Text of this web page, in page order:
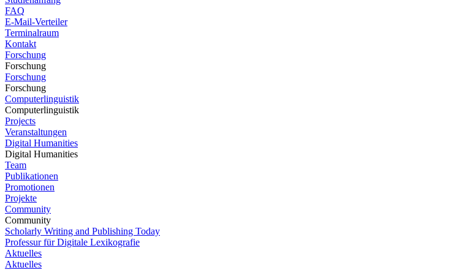
FAQ
E-Mail-Verteiler
Terminalraum
Kontakt
Forschung
Forschung
Forschung
Forschung
Computerlinguistik
Computerlinguistik
Projects
Veranstaltungen
Digital Humanities
Digital Humanities
Team
Publikationen
Promotionen
Projekte
Community
Community
Scholarly Writing and Publishing Today
Professur für Digitale Lexikografie
Aktuelles
Aktuelles